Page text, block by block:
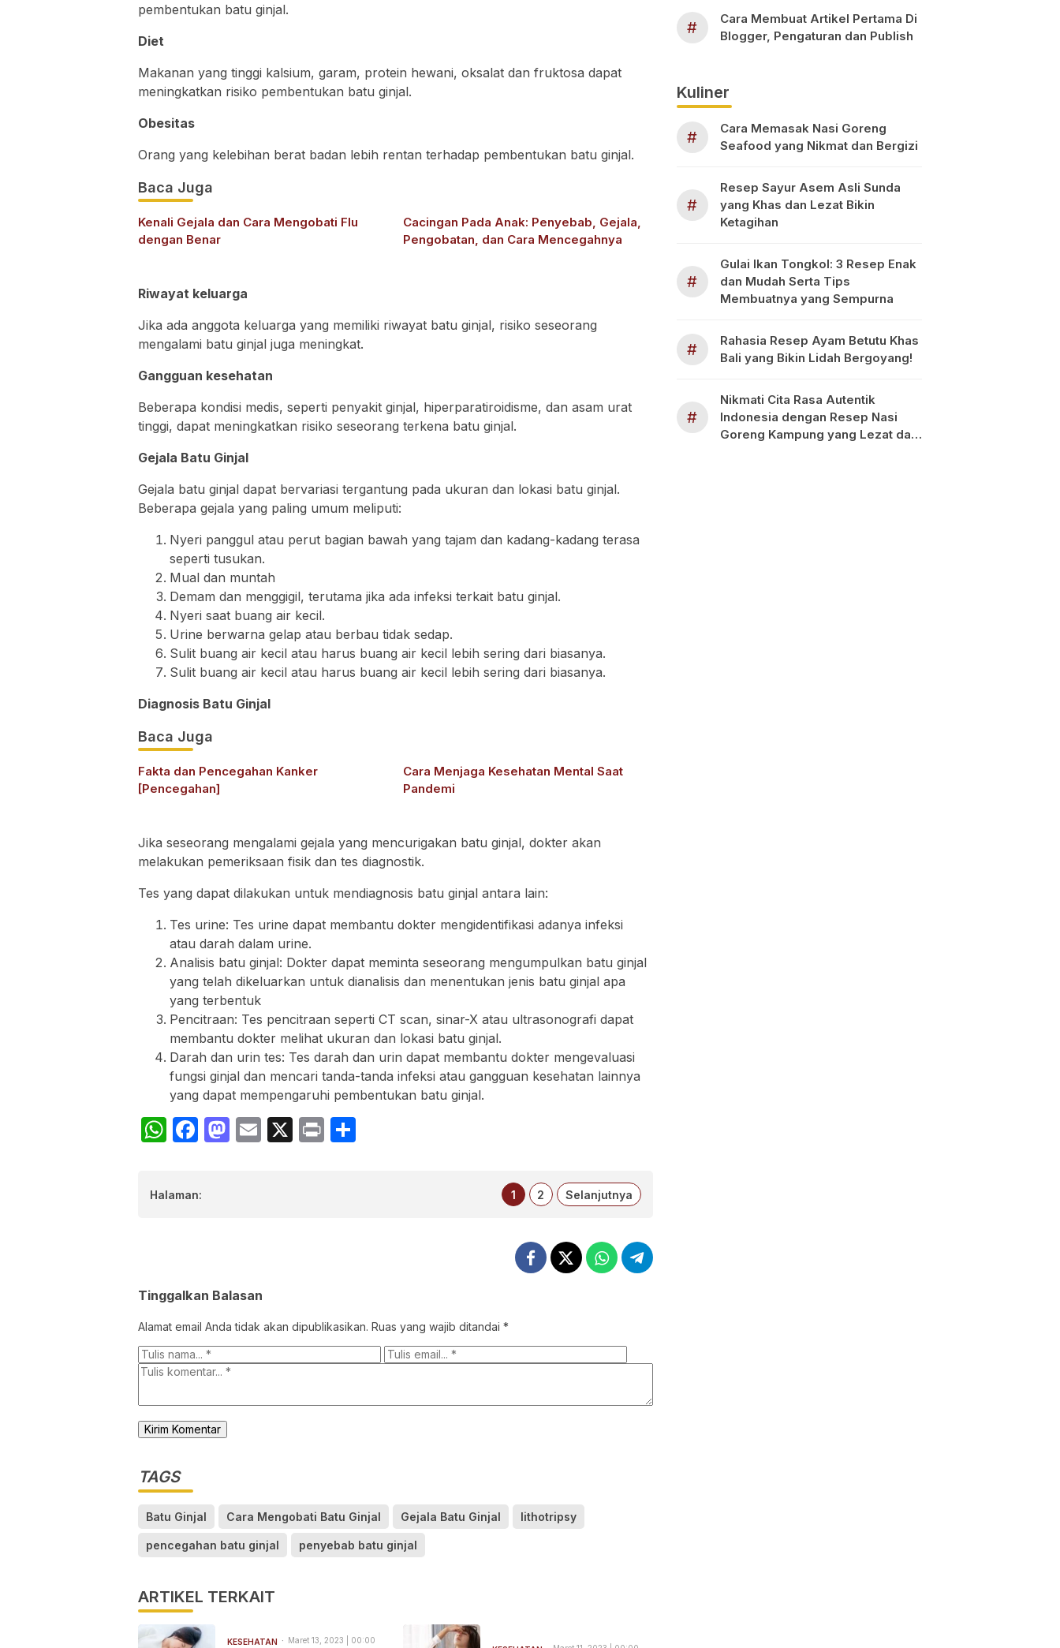
pembentukan batu ginjal.
Diet
Makanan yang tinggi kalsium, garam, protein hewani, oksalat dan fruktosa dapat
meningkatkan risiko pembentukan batu ginjal.
Obesitas
Orang yang kelebihan berat badan lebih rentan terhadap pembentukan batu ginjal.
Baca Juga
Kenali Gejala dan Cara Mengobati Flu
dengan Benar
Cacingan Pada Anak: Penyebab, Gejala,
Pengobatan, dan Cara Mencegahnya
Riwayat keluarga
Jika ada anggota keluarga yang memiliki riwayat batu ginjal, risiko seseorang
mengalami batu ginjal juga meningkat.
Gangguan kesehatan
Beberapa kondisi medis, seperti penyakit ginjal, hiperparatiroidisme, dan asam urat
tinggi, dapat meningkatkan risiko seseorang terkena batu ginjal.
Gejala Batu Ginjal
Gejala batu ginjal dapat bervariasi tergantung pada ukuran dan lokasi batu ginjal.
Beberapa gejala yang paling umum meliputi:
Nyeri panggul atau perut bagian bawah yang tajam dan kadang-kadang terasa
seperti tusukan.
Mual dan muntah
Demam dan menggigil, terutama jika ada infeksi terkait batu ginjal.
Nyeri saat buang air kecil.
Urine berwarna gelap atau berbau tidak sedap.
Sulit buang air kecil atau harus buang air kecil lebih sering dari biasanya.
Sulit buang air kecil atau harus buang air kecil lebih sering dari biasanya.
Diagnosis Batu Ginjal
Baca Juga
Fakta dan Pencegahan Kanker
[Pencegahan]
Cara Menjaga Kesehatan Mental Saat
Pandemi
Jika seseorang mengalami gejala yang mencurigakan batu ginjal, dokter akan
melakukan pemeriksaan fisik dan tes diagnostik.
Tes yang dapat dilakukan untuk mendiagnosis batu ginjal antara lain:
Tes urine: Tes urine dapat membantu dokter mengidentifikasi adanya infeksi
atau darah dalam urine.
Analisis batu ginjal: Dokter dapat meminta seseorang mengumpulkan batu ginjal
yang telah dikeluarkan untuk dianalisis dan menentukan jenis batu ginjal apa
yang terbentuk
Pencitraan: Tes pencitraan seperti CT scan, sinar-X atau ultrasonografi dapat
membantu dokter melihat ukuran dan lokasi batu ginjal.
Darah dan urin tes: Tes darah dan urin dapat membantu dokter mengevaluasi
fungsi ginjal dan mencari tanda-tanda infeksi atau gangguan kesehatan lainnya
yang dapat mempengaruhi pembentukan batu ginjal.
WhatsApp
Facebook
Mastodon
Email
X Print
Halaman: 1 2 Selanjutnya
Tinggalkan Balasan
Alamat email Anda tidak akan dipublikasikan. Ruas yang wajib ditandai *
TAGS
Batu Ginjal Cara Mengobati Batu Ginjal Gejala Batu Ginjal lithotripsy
pencegahan batu ginjal penyebab batu ginjal
ARTIKEL TERKAIT
KESEHATAN
Maret 13, 2023 | 00:00
#
Cara Membuat Artikel Pertama Di
Blogger, Pengaturan dan Publish
Kuliner
#
Cara Memasak Nasi Goreng
Seafood yang Nikmat dan Bergizi
#
Resep Sayur Asem Asli Sunda
yang Khas dan Lezat Bikin
Ketagihan
#
Gulai Ikan Tongkol: 3 Resep Enak
dan Mudah Serta Tips
Membuatnya yang Sempurna
#
Rahasia Resep Ayam Betutu Khas
Bali yang Bikin Lidah Bergoyang!
#
Nikmati Cita Rasa Autentik
Indonesia dengan Resep Nasi
Goreng Kampung yang Lezat dan